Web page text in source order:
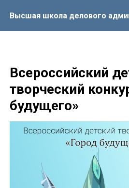
Высшая школа делового
Всероссийский
творческий
будущего»